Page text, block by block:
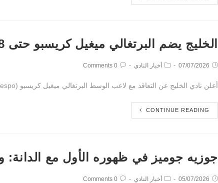
الخليج يضم البرتغالي ميغيل كريسبو حتى 2028
07/07/2026 أخبار النادي 0 Comments
أعلن نادي الخليج عن التعاقد مع لاعب الوسط البرتغالي ميغيل كريسبو (Miguel Crespo) بعقد يمتد لموسمين حتى عام 2028، وذلك لتدعيم صفوف الفريق الأول لكرة القدم استعدادًا للموسم الرياضي 2026-2027.…
CONTINUE READING
جوزيه جوميز في ظهوره الأول مع
05/07/2026 أخبار النادي 0 Comments